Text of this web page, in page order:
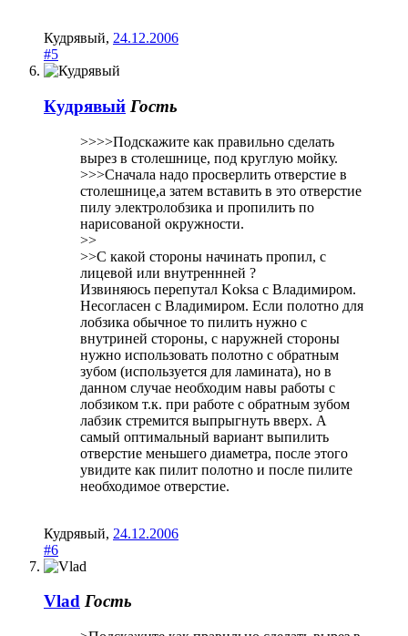
Кудрявый, 24.12.2006
#5
Кудрявый Гость
>>>>Подскажите как правильно сделать
вырез в столешнице, под круглую мойку.
>>>Сначала надо просверлить отверстие в
столешнице,а затем вставить в это отверстие
пилу электролобзика и пропилить по
нарисованой окружности.
>>
>>C какой стороны начинать пропил, с
лицевой или внутреннней ?
Извиняюсь перепутал Koksa с Владимиром.
Несогласен с Владимиром. Если полотно для
лобзика обычное то пилить нужно с
внутриней стороны, с наружней стороны
нужно использовать полотно с обратным
зубом (используется для ламината), но в
данном случае необходим навы работы с
лобзиком т.к. при работе с обратным зубом
лабзик стремится выпрыгнуть вверх. А
самый оптимальный вариант выпилить
отверстие меньшего диаметра, после этого
увидите как пилит полотно и после пилите
необходимое отверстие.
Кудрявый, 24.12.2006
#6
Vlad Гость